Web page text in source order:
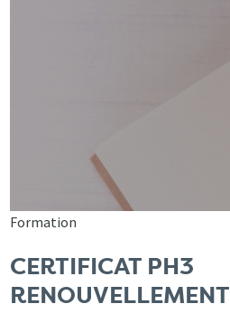
Formation
CERTIFICAT PH3
RENOUVELLEMENT